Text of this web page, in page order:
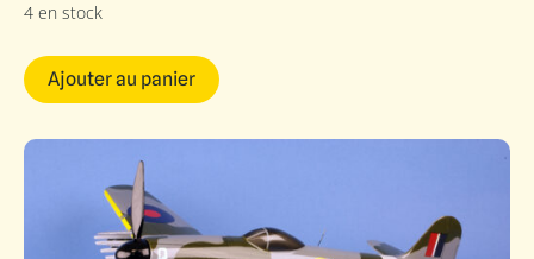
4 en stock
Ajouter au panier